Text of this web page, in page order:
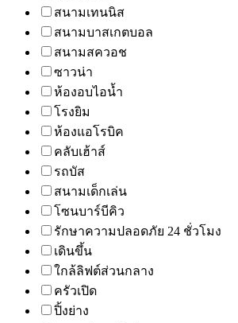
สนามเทนนิส
สนามบาสเกตบอล
สนามสควอช
ซาวน่า
ห้องอบไอน้ำ
โรงยิม
ห้องแอโรบิค
คลับเฮ้าส์
รถบัส
สนามเด็กเล่น
โซนบาร์บีคิว
รักษาความปลอดภัย 24 ชั่วโมง
เดินขึ้น
ใกล้ลิฟต์ส่วนกลาง
ครัวเปิด
ปิ้งย่าง